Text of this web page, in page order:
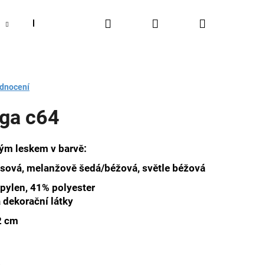
Látky čalounické Blog Užitečné rady
Hledat PřihlášeníNákupní
c64
leskem v barvě:
melanžově šedá/béžová, světle béžová
41% polyester
dekorační látky
cm